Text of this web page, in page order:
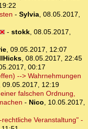
- Sylvia, 08.05.2017,
- stokk, 08.05.2017,
, 09.05.2017, 12:07
, 08.05.2017, 22:45
00:17
--> Wahrnehmungen
09.05.2017, 12:19
falschen Ordnung,
- Nico, 10.05.2017,
Veranstaltung" -